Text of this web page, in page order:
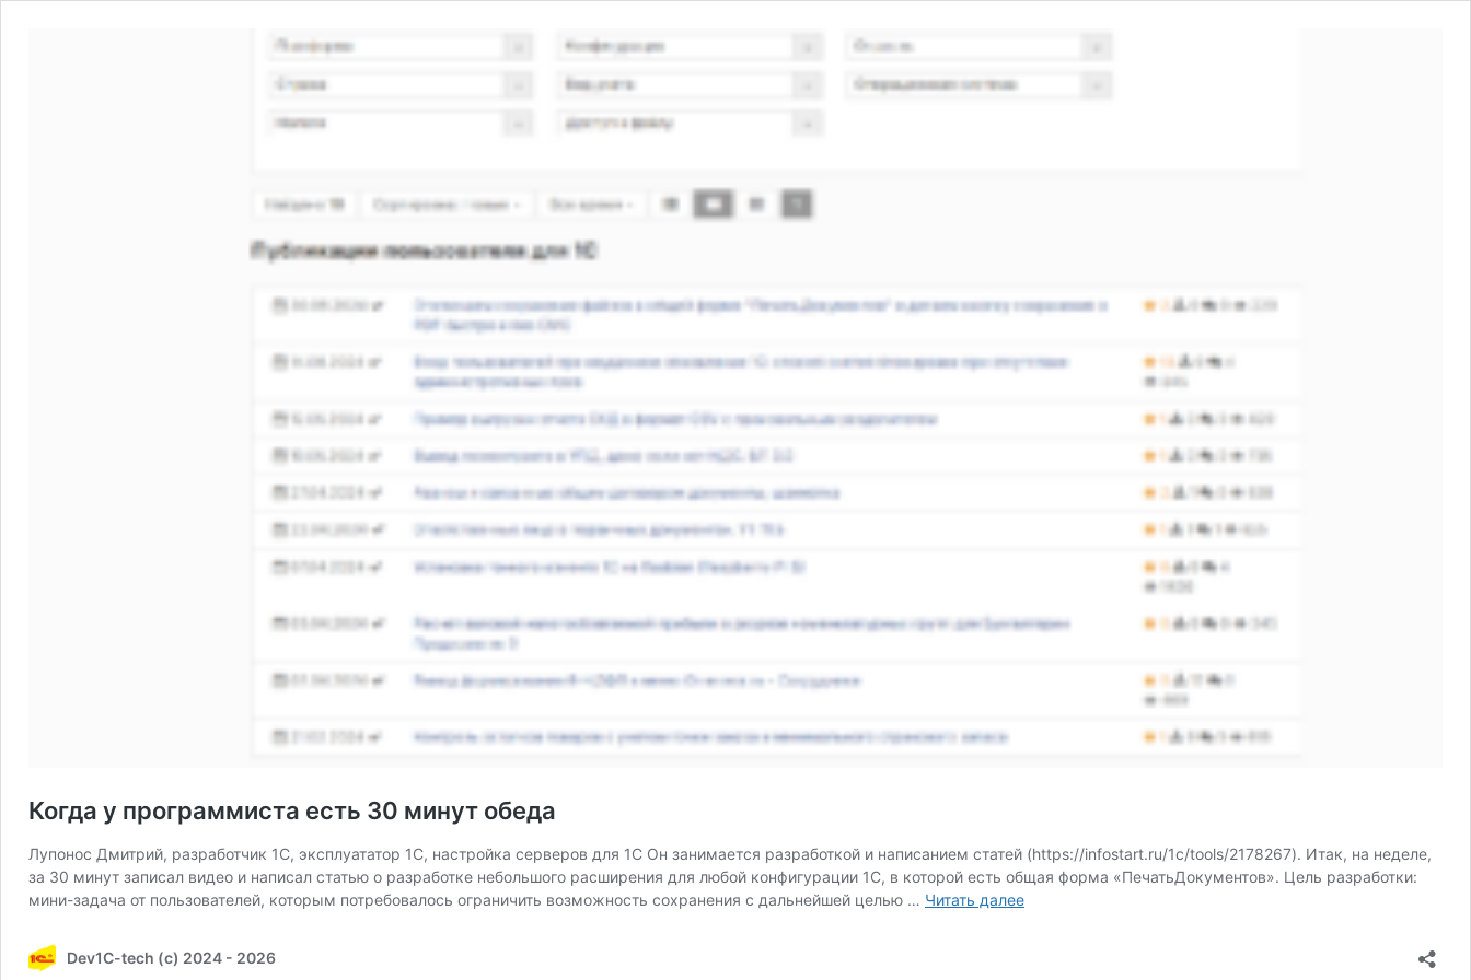
Когда у программиста есть 30 минут обеда
Лупонос Дмитрий, разработчик 1С, эксплуататор 1С, настройка серверов для 1С Он занимается разработкой и написанием статей (https://infostart.ru/1c/tools/2178267). Итак, на неделе,
за 30 минут записал видео и написал статью о разработке небольшого расширения для любой конфигурации 1С, в которой есть общая форма «ПечатьДокументов». Цель разработки:
мини-задача от пользователей, которым потребовалось ограничить возможность сохранения с дальнейшей целью … Читать далееКогда
Dev1C-tech (c) 2024 - 2026